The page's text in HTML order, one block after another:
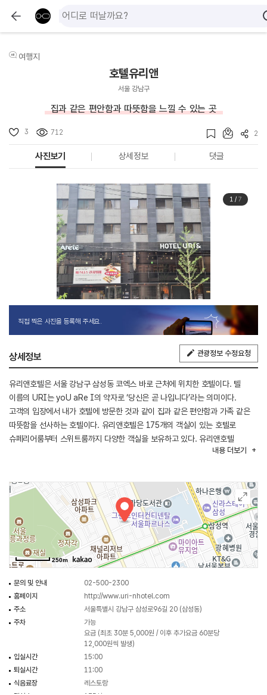
여행지
호텔유리앤
서울 강남구
집과 같은 편안함과 따뜻함을 느낄 수 있는 곳
3 712 2
사진보기 상세정보 댓글
1/ 7
직접 찍은 사진을 등록해 주세요.
상세정보 관광정보 수정요청
유리앤호텔은 서울 강남구 삼성동 코엑스 바로 근처에 위치한 호텔이다. 텔
이름의 URI는 yoU aRe I의 약자로 ‘당신은 곧 나입니다’라는 의미이다.
고객의 입장에서 내가 호텔에 방문한 것과 같이 집과 같은 편안함과 가족 같은
따뜻함을 선사하는 호텔이다. 유리앤호텔은 175개의 객실이 있는 호텔로
슈페리어룸부터 스위트룸까지 다양한 객실을 보유하고 있다. 유리앤호텔
2층에는 아레테라는 레스토랑이 있고, 객실 투숙객이라면 무료로 이용할 수
반면, 피트니스센터는 누구나 이용할 수 있으며, 최대 3인까지 동시 이용이
가능하다. 호텔 내에는 유료 코인세탁실이 있어 프런트에서 세탁세제를
구입하여 세탁기와 건조기 모두 이용할 수 있다. 호텔 지하 1층에 위치한
연회장은 사전에 요청할 시 행사에 필요한 물품을 구비해 줄 수 있으며,
인터넷과 스크린까지 사용 가능하다.
내용 더보기
250m
문의 및 안내
02-500-2300
홈페이지
http://www.uri-nhotel.com
주소
서울특별시 강남구 삼성로96길 20 (삼성동)
주차
가능
요금 (최초 30분 5,000원 / 이후 추가요금 60분당
12,000원씩 발생)
입실시간
15:00
퇴실시간
11:00
식음료장
레스토랑